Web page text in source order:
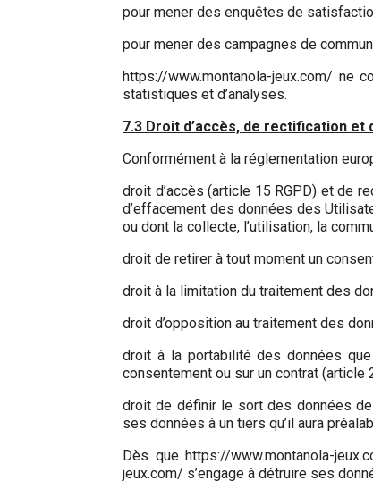
pour mener des enquêtes de
pour mener des campagnes de
https://www.montanola-jeux.com/ ne
statistiques et d’analyses.
7.3 Droit d’accès, de rectification et
Conformément à la réglementation
droit d’accès (article 15 RGPD) et de
d’effacement des données des
ou dont la collecte, l’utilisation, la
droit de retirer à tout moment un
droit à la limitation du traitement des
droit d’opposition au traitement des
droit à la portabilité des données
consentement ou sur un contrat (article
droit de définir le sort des données
ses données à un tiers qu’il aura
Dès que https://www.montanola-
jeux.com/ s’engage à détruire ses